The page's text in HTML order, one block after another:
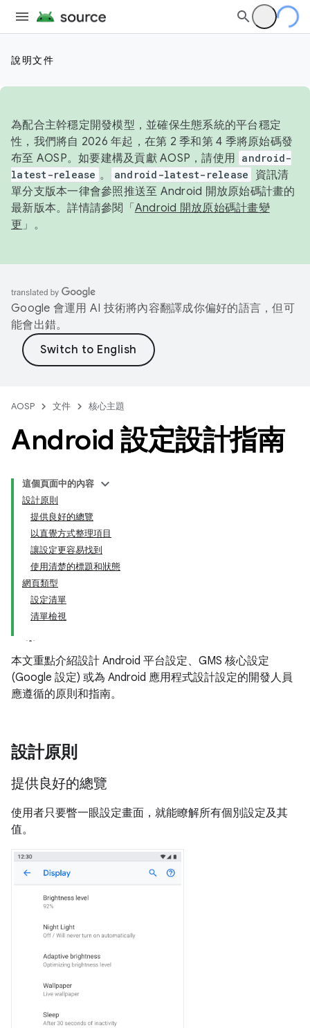
說明文件
為配合主幹穩定開發模型，並確保生態系統的平台穩定
性，我們將自 2026 年起，在第 2 季和第 4 季將原始碼發
布至 AOSP。如要建構及貢獻 AOSP，請使用 android-
latest-release 。 android-latest-release
資訊清
單分支版本一律會參照推送至 Android 開放原始碼計畫的
最新版本。詳情請參閱「 Android 開放原始碼計畫變
更 」。
Google 會運用 AI 技術將內容翻譯成你偏好的語言，但可
能會出錯。
AOSP 文件 核心主題
Android 設定設計指南
這個頁面中的內容
設計原則
提供良好的總覽
以直覺方式整理項目
讓設定更容易找到
使用清楚的標題和狀態
網頁類型
設定清單
清單檢視
本文重點介紹設計 Android 平台設定、GMS 核心設定
(Google 設定) 或為 Android 應用程式設計設定的開發人員
應遵循的原則和指南。
設計原則
提供良好的總覽
使用者只要瞥一眼設定畫面，就能瞭解所有個別設定及其
值。